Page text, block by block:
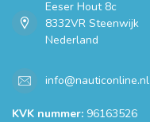
Eeser Hout 8c
8332VR Steenwijk
Nederland
info@nauticonline.nl
KVK nummer: 96163526